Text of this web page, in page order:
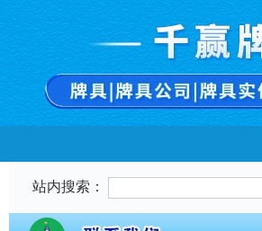
站内搜索：